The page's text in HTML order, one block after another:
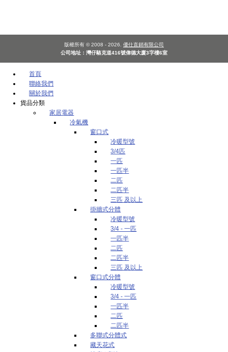
版權所有 © 2008 - 2026. 優仕直銷有限公司
公司地址：灣仔駱克道416號偉德大廈3字樓6室
首頁
聯絡我們
關於我們
貨品分類
家居電器
冷氣機
窗口式
冷暖型號
3/4匹
一匹
一匹半
二匹
二匹半
三匹 及以上
掛牆式分體
冷暖型號
3/4 - 一匹
一匹半
二匹
二匹半
三匹 及以上
窗口式分體
冷暖型號
3/4 - 一匹
一匹半
二匹
二匹半
多聯式分體式
藏天花式